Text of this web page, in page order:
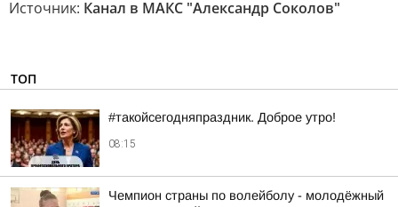
Источник: Канал в МАКС "Александр Соколов"
ТОП
#такойсегодняпраздник. Доброе утро!
08:15
Чемпион страны по волейболу - молодёжный